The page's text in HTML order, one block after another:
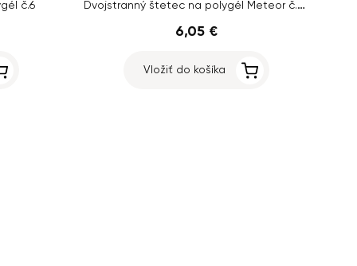
č.6 Dvojstranný štetec na polygél Meteor č.8 - čierny s krytom
6,05 €
Vložiť do košíka